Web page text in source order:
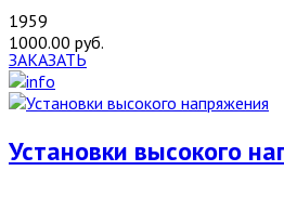
1959
1000.00 руб.
ЗАКАЗАТЬ
Установки высокого